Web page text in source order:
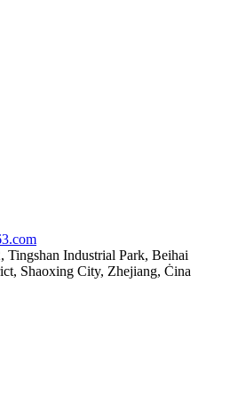
Tingshan Industrial Park, Beihai
Shaoxing City, Zhejiang, Ċina